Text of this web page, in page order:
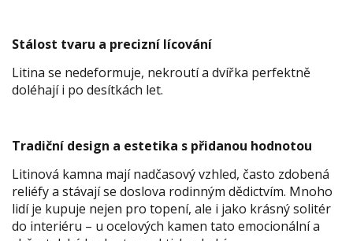
Stálost tvaru a precizní lícování
Litina se nedeformuje, nekroutí a dvířka perfektně
doléhají i po desítkách let.
Tradiční design a estetika s přidanou hodnotou
Litinová kamna mají nadčasový vzhled, často zdobená
reliéfy a stávají se doslova rodinným dědictvím. Mnoho
lidí je kupuje nejen pro topení, ale i jako krásný solitér
do interiéru – u ocelových kamen tato emocionální a